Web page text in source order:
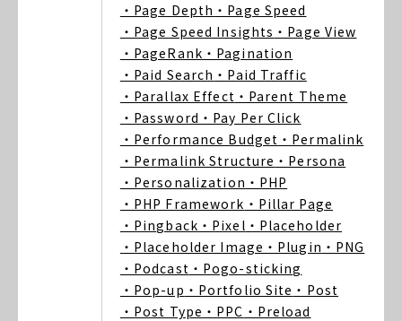
・Page Depth ・Page Speed
・Page Speed Insights ・Page View
・PageRank ・Pagination
・Paid Search ・Paid Traffic
・Parallax Effect ・Parent Theme
・Password ・Pay Per Click
・Performance Budget ・Permalink
・Permalink Structure ・Persona
・Personalization ・PHP
・PHP Framework ・Pillar Page
・Pingback ・Pixel ・Placeholder
・Placeholder Image ・Plugin ・PNG
・Podcast ・Pogo-sticking
・Pop-up ・Portfolio Site ・Post
・Post Type ・PPC ・Preload